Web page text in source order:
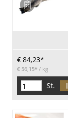
€ 84,23*
€ 56,15* / kg
St.